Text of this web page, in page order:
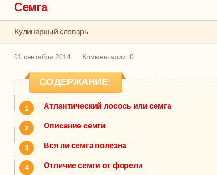
Семга
Кулинарный словарь
01 сентября 2014 Комментарии: 0
СОДЕРЖАНИЕ:
Атлантический лосось или семга
Описание семги
Вся ли семга полезна
Отличие семги от форели